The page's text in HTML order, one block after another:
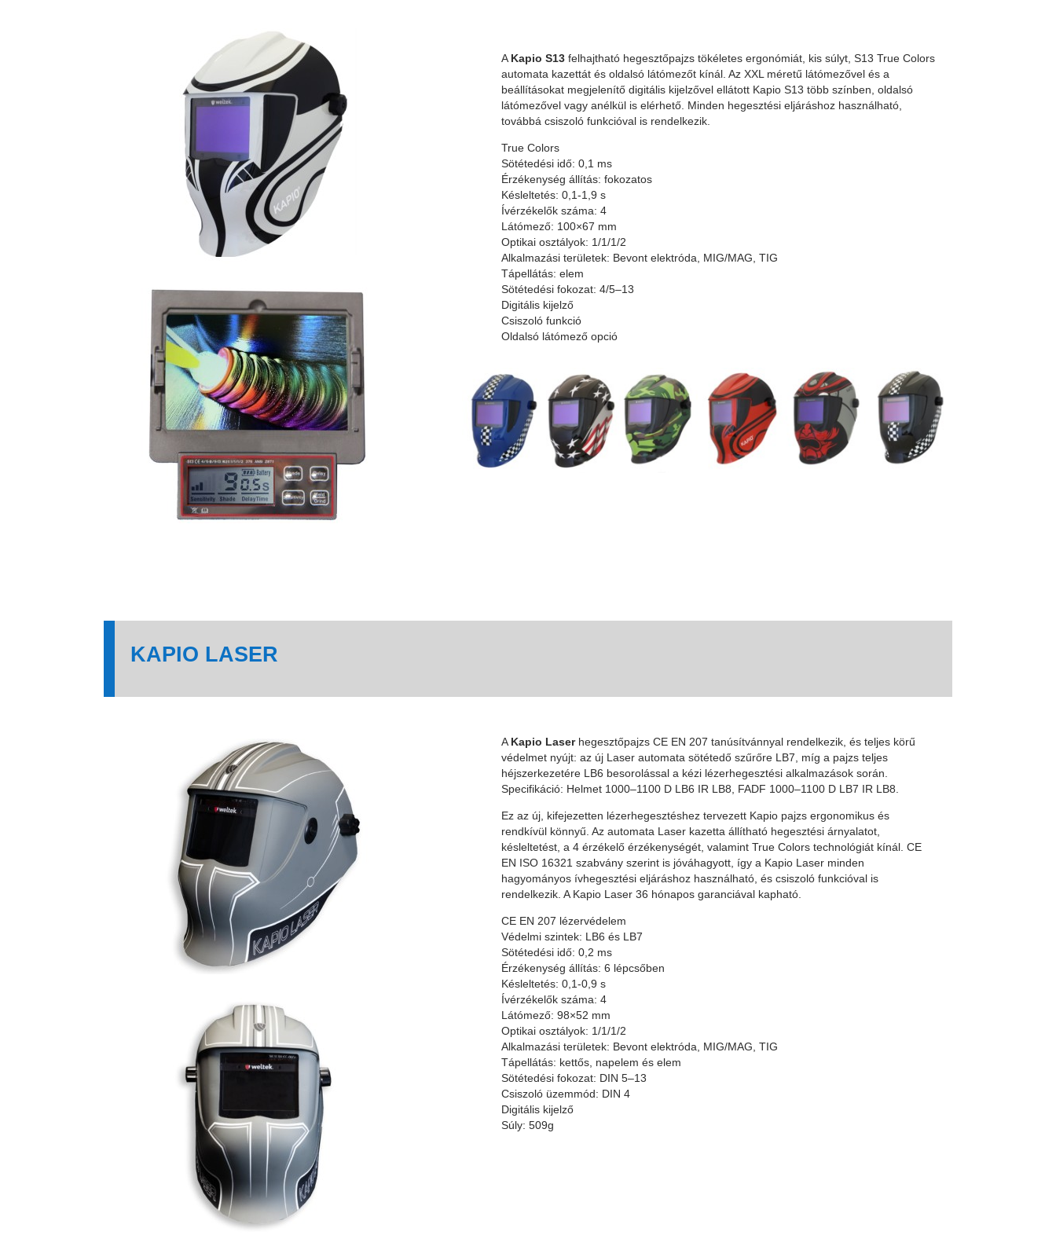
AKapio S13felhajtható hegesztőpajzs tökéletes ergonómiát, kis súlyt, S13 True Colors
automata kazettát és oldalsó látómezőt kínál. Az XXL méretű látómezővel és a
beállításokat megjelenítő digitális kijelzővel ellátott Kapio S13 több színben, oldalsó
látómezővel vagy anélkül is elérhető. Minden hegesztési eljáráshoz használható,
továbbá csiszoló funkcióval is rendelkezik.
True Colors
Sötétedési idő: 0,1 ms
Érzékenység állítás: fokozatos
Késleltetés: 0,1-1,9 s
Ívérzékelők száma: 4
Látómező: 100×67 mm
Optikai osztályok: 1/1/1/2
Alkalmazási területek: Bevont elektróda, MIG/MAG, TIG
Tápellátás: elem
Sötétedési fokozat: 4/5–13
Digitális kijelző
Csiszoló funkció
Oldalsó látómező opció
KAPIO LASER
AKapio Laserhegesztőpajzs CE EN 207 tanúsítvánnyal rendelkezik, és teljes körű
védelmet nyújt: az új Laser automata sötétedő szűrőre LB7, míg a pajzs teljes
héjszerkezetére LB6 besorolással a kézi lézerhegesztési alkalmazások során.
Specifikáció: Helmet 1000–1100 D LB6 IR LB8, FADF 1000–1100 D LB7 IR LB8.
Ez az új, kifejezetten lézerhegesztéshez tervezett Kapio pajzs ergonomikus és
rendkívül könnyű. Az automata Laser kazetta állítható hegesztési árnyalatot,
késleltetést, a 4 érzékelő érzékenységét, valamint True Colors technológiát kínál. CE
EN ISO 16321 szabvány szerint is jóváhagyott, így a Kapio Laser minden
hagyományos ívhegesztési eljáráshoz használható, és csiszoló funkcióval is
rendelkezik. A Kapio Laser 36 hónapos garanciával kapható.
CE EN 207 lézervédelem
Védelmi szintek: LB6 és LB7
Sötétedési idő: 0,2 ms
Érzékenység állítás: 6 lépcsőben
Késleltetés: 0,1-0,9 s
Ívérzékelők száma: 4
Látómező: 98×52 mm
Optikai osztályok: 1/1/1/2
Alkalmazási területek: Bevont elektróda, MIG/MAG, TIG
Tápellátás: kettős, napelem és elem
Sötétedési fokozat: DIN 5–13
Csiszoló üzemmód: DIN 4
Digitális kijelző
Súly: 509g